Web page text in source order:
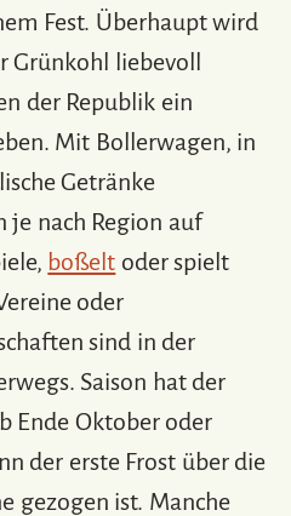
Fest. Überhaupt wird
Grünkohl liebevoll
der Republik ein
Mit Bollerwagen, in
Getränke
je nach Region auf
boßelt oder spielt
oder
sind in der
Saison hat der
Ende Oktober oder
der erste Frost über die
gezogen ist. Manche